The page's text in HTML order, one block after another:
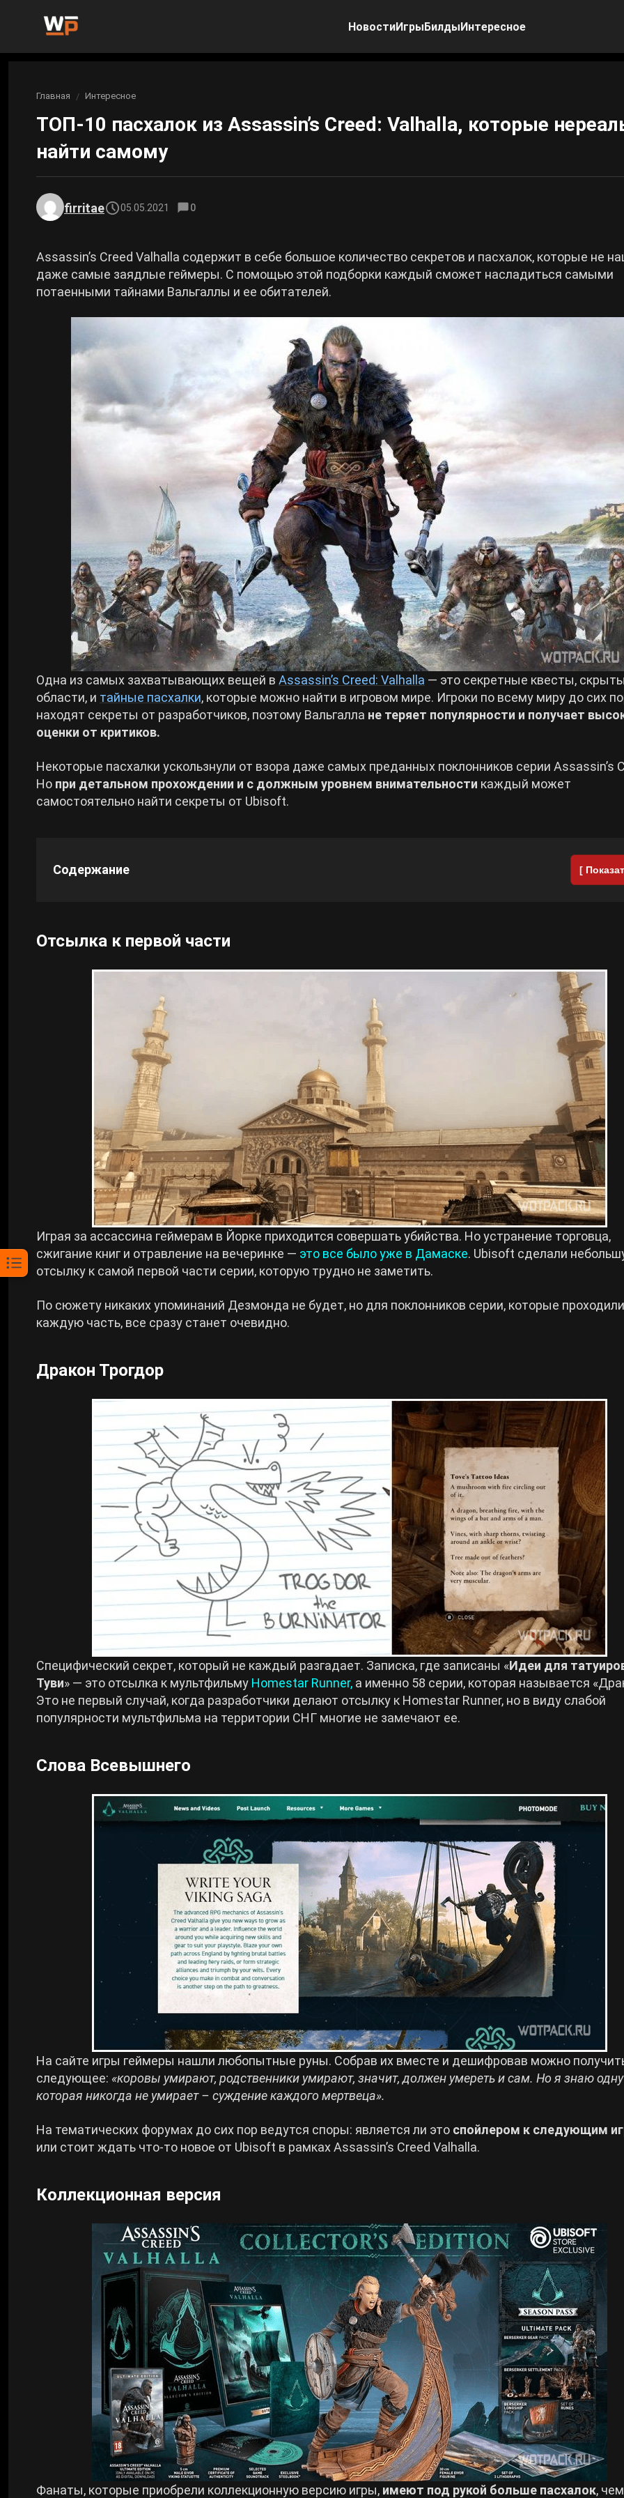
НовостиИгрыБилдыИнтересное
Новости Genshin Impact
Новости Honkai: Star Rail
Новости Zenless Zone Zero
Honkai: Star Rail
Neverness to Everness
Crimson Desert
Zenless Zone Zero
Kingdom Come: Deliverance 2
Hogwarts Legacy
Cyberpunk 2077
Все игры
Билды Honkai: Star Rail
Билды Zenless Zone Zero
Билды Neverness to Everness
Билды Wuthering Waves
Билды Cyberpunk 2077
Рейтинги
Фильмы и сериалы
Вы здесь:
Главная Интересное
ТОП-10 пасхалок из Assassin’s Creed: Valhalla, которые
найти самому
firritae 05.05.2021 0
Assassin’s Creed Valhalla содержит в себе большое количество секретов и пасхалок, которые не
даже самые заядлые геймеры. С помощью этой подборки каждый сможет насладиться самыми
потаенными тайнами Вальгаллы и ее обитателей.
Одна из самых захватывающих вещей в Assassin’s Creed: Valhalla — это секретные квесты,
области, и тайные пасхалки, которые можно найти в игровом мире. Игроки по всему миру до сих
находят секреты от разработчиков, поэтому Вальгалла не теряет популярности и получает
оценки от критиков.
Некоторые пасхалки ускользнули от взора даже самых преданных поклонников серии Assassin’s
Но при детальном прохождении и с должным уровнем внимательности каждый может
самостоятельно найти секреты от Ubisoft.
Содержание [
Отсылка к первой части
Играя за ассассина геймерам в Йорке приходится совершать убийства. Но устранение торговца,
сжигание книг и отравление на вечеринке — это все было уже в Дамаске. Ubisoft сделали
отсылку к самой первой части серии, которую трудно не заметить.
По сюжету никаких упоминаний Дезмонда не будет, но для поклонников серии, которые проходили
каждую часть, все сразу станет очевидно.
Дракон Трогдор
Специфический секрет, который не каждый разгадает. Записка, где записаны «Идеи для
Туви» — это отсылка к мультфильму Homestar Runner, а именно 58 серии, которая называется
Это не первый случай, когда разработчики делают отсылку к Homestar Runner, но в виду слабой
популярности мультфильма на территории СНГ многие не замечают ее.
Слова Всевышнего
На сайте игры геймеры нашли любопытные руны. Собрав их вместе и дешифровав можно
следующее: «коровы умирают, родственники умирают, значит, должен умереть и сам. Но я знаю
которая никогда не умирает – суждение каждого мертвеца».
На тематических форумах до сих пор ведутся споры: является ли это спойлером к следующим
или стоит ждать что-то новое от Ubisoft в рамках Assassin’s Creed Valhalla.
Коллекционная версия
Фанаты, которые приобрели коллекционную версию игры, имеют под рукой больше пасхалок, чем